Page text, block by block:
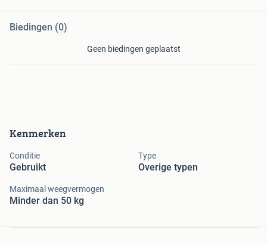
Kenmerken
Conditie
Gebruikt
Type
Overige typen
Maximaal weegvermogen
Minder dan 50 kg
Biedingen (0)
Geen biedingen geplaatst